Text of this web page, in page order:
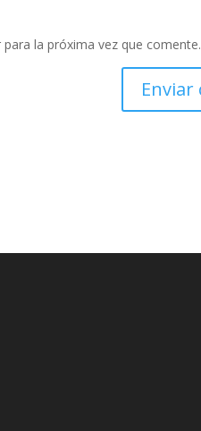
la próxima vez que comente.